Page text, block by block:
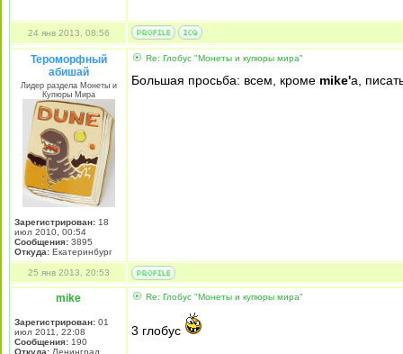
24 янв 2013, 08:56
Тероморфный
абишай
Лидер раздела Монеты и
Купюры Мира
Зарегистрирован: 18
июл 2010, 00:54
Сообщения: 3895
Откуда: Екатеринбург
Re: Глобус "Монеты и купюры мира"
Большая просьба: всем, кроме mike'а,
25 янв 2013, 20:53
mike
Зарегистрирован: 01
июл 2011, 22:08
Сообщения: 190
Откуда: Ленинград
Re: Глобус "Монеты и купюры мира"
3 глобус